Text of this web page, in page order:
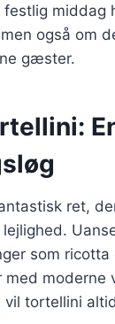
festlig middag
også om
gæster.
ret,
som ricotta
med moderne
vil tortellini